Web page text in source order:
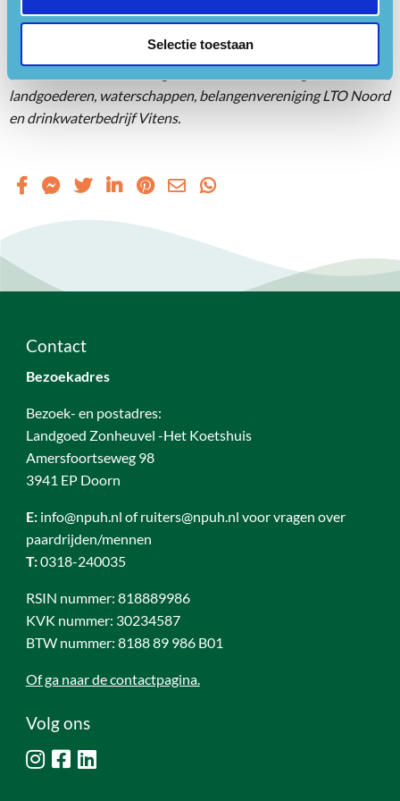
Selectie toestaan
Natuureducatie. De Blauwe Agenda is een
samenwerkingsverband tussen Provincie Utrecht, Nationaal
landgoederen, waterschappen, belangenvereniging LTO Noord
en drinkwaterbedrijf Vitens.
Contact
Bezoekadres
Bezoek- en postadres:
Landgoed Zonheuvel -Het Koetshuis
Amersfoortseweg 98
3941 EP Doorn
E:info@npuh.nl of ruiters@npuh.nl voor vragen over
paardrijden/mennen
T:0318-240035
RSIN nummer: 818889986
KVK nummer: 30234587
BTW nummer: 8188 89 986 B01
Of ga naar de contactpagina.
Volg ons